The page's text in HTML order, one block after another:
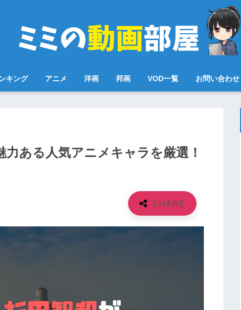
キング アニメ 洋画 邦画 VOD一覧 お問い合わせ
ある人気アニメキャラを厳選！